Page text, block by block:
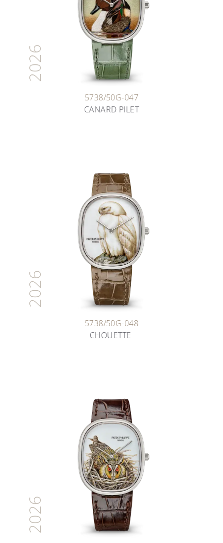
2026
5738/50G-047
CANARD PILET
2026
5738/50G-048
CHOUETTE
2026